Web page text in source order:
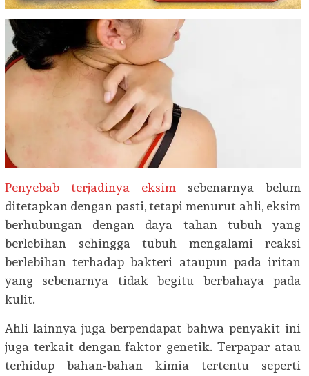
Penyebab terjadinya eksim sebenarnya belum
ditetapkan dengan pasti, tetapi menurut ahli, eksim
berhubungan dengan daya tahan tubuh yang
berlebihan sehingga tubuh mengalami reaksi
berlebihan terhadap bakteri ataupun pada iritan
yang sebenarnya tidak begitu berbahaya pada
kulit.
Ahli lainnya juga berpendapat bahwa penyakit ini
juga terkait dengan faktor genetik. Terpapar atau
terhidup bahan-bahan kimia tertentu seperti